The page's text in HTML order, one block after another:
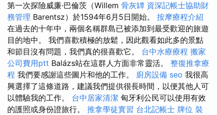
第一次探險威廉·巴倫茨（Willem 骨灰罈 資深記帳士協助財
務管理 Barentsz）於1594年6月5日開始。 按摩療程介紹
在過去的十年中，兩個名稱群島已被添加到最受歡迎的旅遊
目的地中。 我們喜歡積極的放鬆，因此觀看如此多的景點
和節目沒有問題，我們真的很喜歡它。 台中水療療程 搬家
公司費用ptt Balázs站在這群人方面非常靈活。 整復推拿療
程 我們要感謝這些圖片和他的工作。 廚房設備 seo 我很高
興選擇了這條道路，建議我們提供很長時間，以便其他人可
以體驗我的工作。 台中居家清潔 匈牙利公民可以使用有效
的護照或身份證旅行。 推拿學徒實習 台北記帳士 牌位 裝